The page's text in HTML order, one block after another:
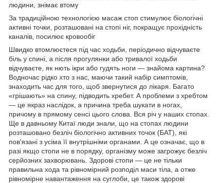
людини, знімає втому
За традиційною технологією масаж стоп стимулює біологічні
активні точки, розташовані на стопі ніг, покращує прохідність
каналів, посилює кровообіг
Швидко втомлюєтеся під час ходьби, періодично відчуваєте
біль у спині, а після прогулянки або тривалої ходьби
відчуваєте, як нють ікри або гудять ноги — знайома картина?
Водночас рідко хто з нас, маючи такий набір симптомів,
знаходить час для того, щоб звернутися до лікаря. Багато
«грішають» на спину, підводить хребет. А проблеми з хребтом
— це якраз наслідок, а причина треба шукати в ногах,
причому в прямому сенсі цього слова. Вся річ у наших стопах.
Ще в давньому Китаї люди знали, що на стопах людини
розташовано безліч біологічно активних точок (БАТ), які
пов'язані з усіма її внутрішніми органами. А це означає, що в
разі якщо стопи не в порядку, організму може загрожує безліч
серйозних захворювань. Здорові стопи — це не тільки
правильна хода та рівномірний розподіл маси тіла, а отже
рівномірне навантаження на суглоби, це також здорові